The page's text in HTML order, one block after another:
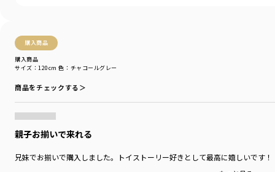
購入商品
購入商品
サイズ：120cm 色：チャコールグレー
商品をチェックする＞
親子お揃いで来れる
兄妹でお揃いで購入しました。トイストーリー好きとして最高に嬉しいです